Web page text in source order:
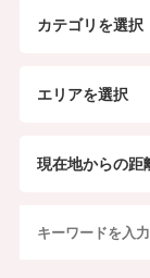
カテゴリを選択
エリアを選択
現在地からの距